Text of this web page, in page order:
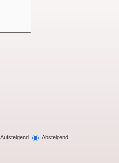
Aufsteigend
Absteigend